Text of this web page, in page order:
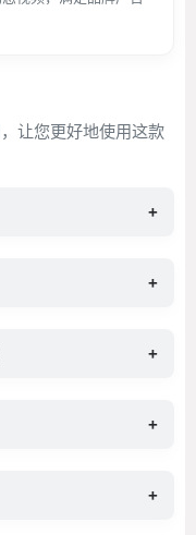
让您更好地使用这款
+
+
+
+
+